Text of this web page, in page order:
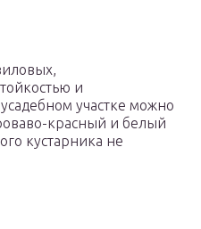
и
участке можно
красный и белый
кустарника не